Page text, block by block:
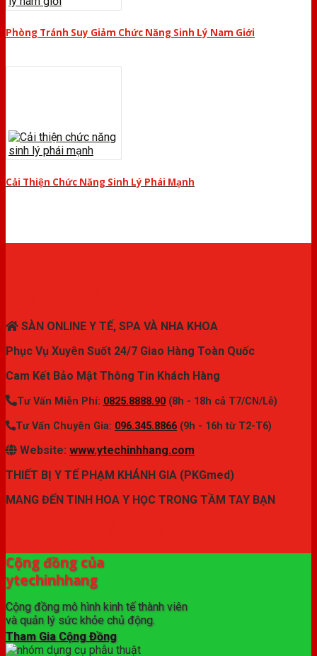
Phòng Tránh Suy Giảm Chức Năng Sinh Lý Nam Giới
Cải Thiện Chức Năng Sinh Lý Phái Mạnh
SÀN ONLINE Y TẾ, SPA VÀ NHA KHOA
Phục Vụ Xuyên Suốt 24/7 Giao Hàng Toàn Quốc
Cam Kết Bảo Mật Thông Tin Khách Hàng
Tư Vấn Miễn Phí: 0825.8888.90 (8h - 18h cả T7/CN/Lễ)
Tư Vấn Chuyên Gia: 096.345.8866 (9h - 16h từ T2-T6)
Website: www.ytechinhhang.com
THIẾT BỊ Y TẾ PHẠM KHÁNH GIA (PKGmed)
MANG ĐẾN TINH HOA Y HỌC TRONG TẦM TAY BẠN
Cộng đồng của
ytechinhhang
Cộng đồng mô hình kinh tế thành viên
và quản lý sức khỏe chủ động.
Tham Gia Cộng Đồng